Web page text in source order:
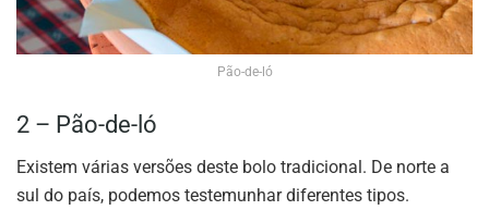
Pão-de-ló
2 – Pão-de-ló
Existem várias versões deste bolo tradicional. De norte a
sul do país, podemos testemunhar diferentes tipos.